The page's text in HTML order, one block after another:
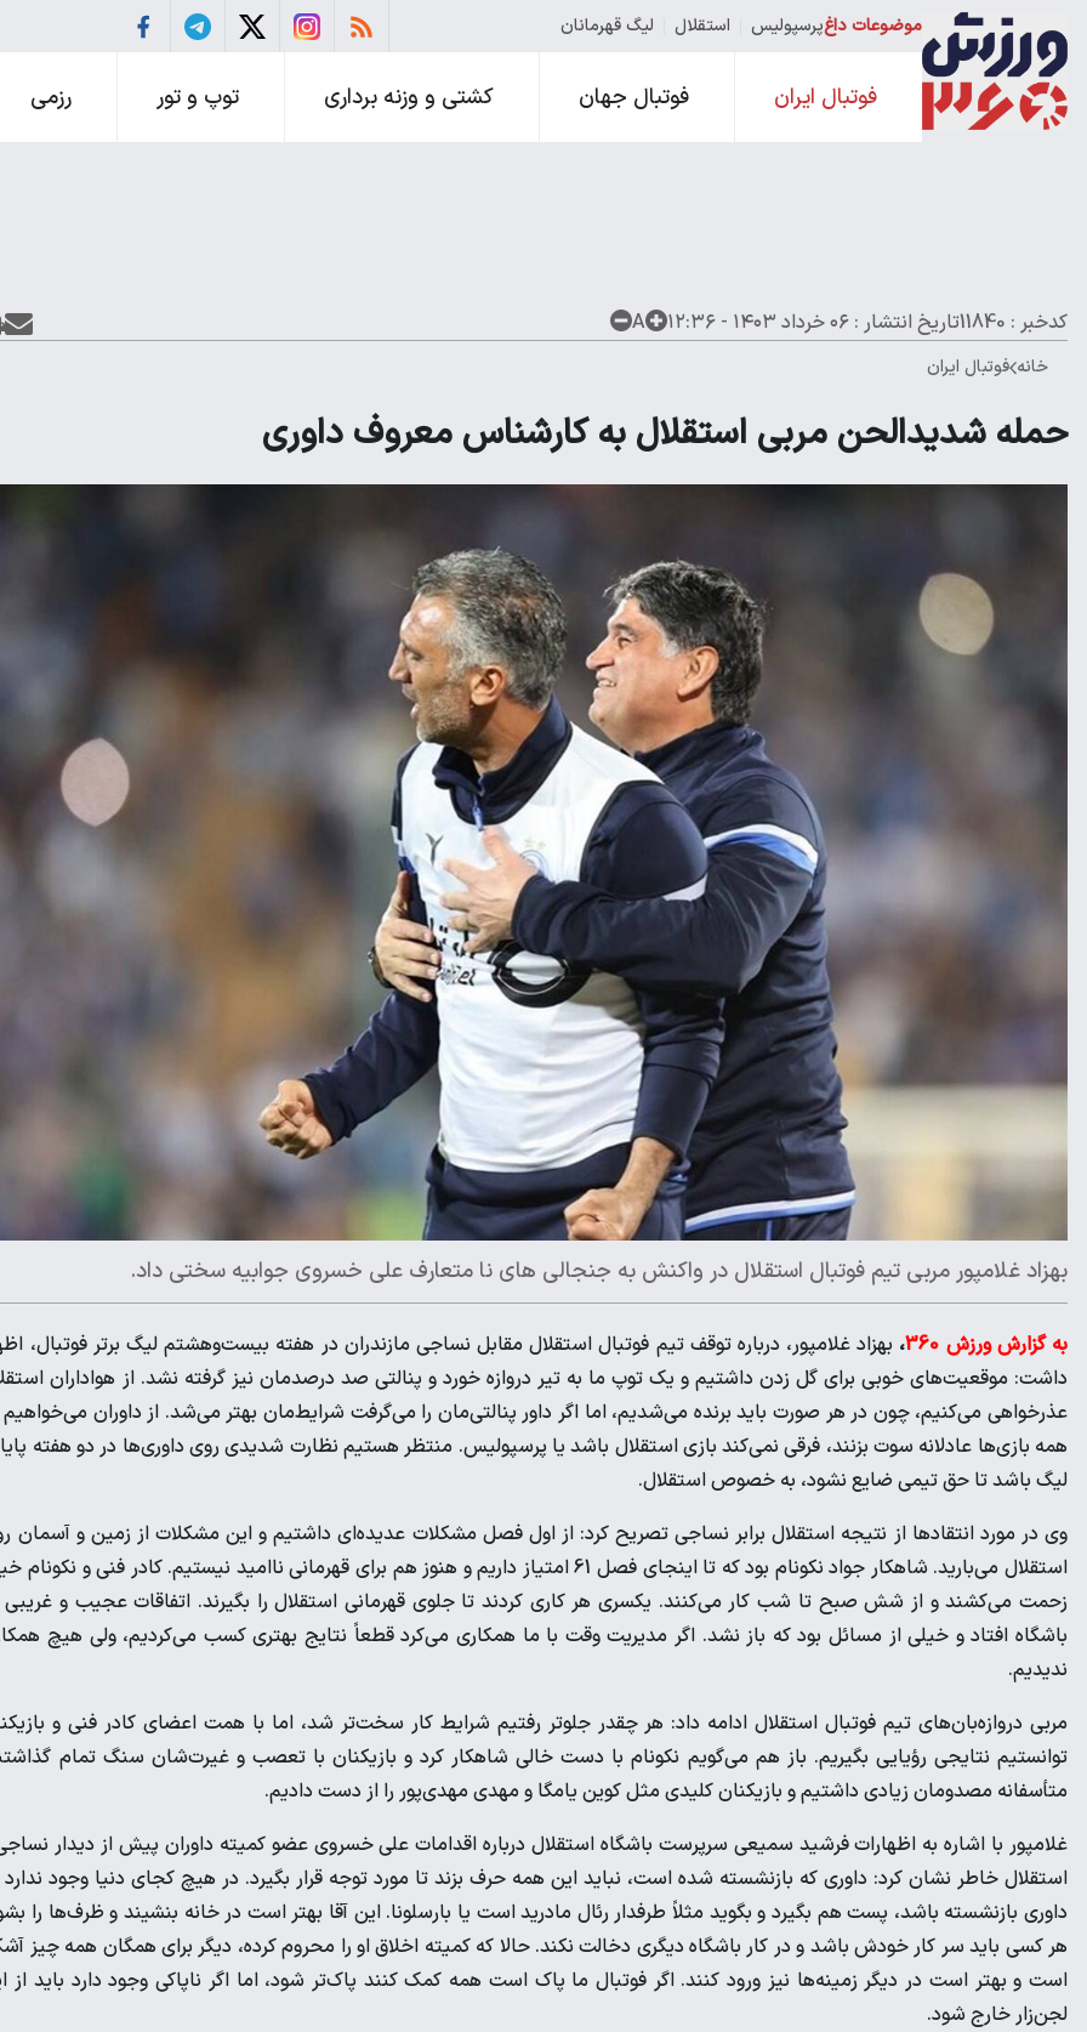
موضوعات داغپرسپولیس استقلال لیگ قهرمانان
فوتبال ایران فوتبال جهان کشتی و وزنه برداری توپ و تور رزمی
کدخبر : 11840 تاریخ انتشار : ۰۶ خرداد ۱۴۰۳ - ۱۲:۳۶ A
خانه فوتبال ایران
حمله شدیدالحن مربی استقلال به کارشناس معروف داوری
بهزاد غلامپور مربی تیم فوتبال استقلال در واکنش به جنجالی های نا متعارف علی خسروی جوابیه سختی داد.
به گزارش ورزش 360 ، بهزاد غلامپور، درباره توقف تیم فوتبال استقلال مقابل نساجی مازندران در هفته بیست‌وهشتم لیگ برتر فوتبال،
داشت: موقعیت‌های خوبی برای گل زدن داشتیم و یک توپ ما به تیر دروازه خورد و پنالتی صد درصدمان نیز گرفته نشد. از هواداران
عذرخواهی می‌کنیم، چون در هر صورت باید برنده می‌شدیم، اما اگر داور پنالتی‌مان را می‌گرفت شرایط‌مان بهتر می‌شد. از داوران
همه بازی‌ها عادلانه سوت بزنند، فرقی نمی‌کند بازی استقلال باشد یا پرسپولیس. منتظر هستیم نظارت شدیدی روی داوری‌ها در دو هفته
لیگ باشد تا حق تیمی ضایع نشود، به خصوص استقلال.
وی در مورد انتقادها از نتیجه استقلال برابر نساجی تصریح کرد: از اول فصل مشکلات عدیده‌ای داشتیم و این مشکلات از زمین و آسمان
استقلال می‌بارید. شاهکار جواد نکونام بود که تا اینجای فصل 61 امتیاز داریم و هنوز هم برای قهرمانی ناامید نیستیم. کادر فنی و
زحمت می‌کشند و از شش صبح تا شب کار می‌کنند. یکسری هر کاری کردند تا جلوی قهرمانی استقلال را بگیرند. اتفاقات عجیب و غریبی
باشگاه افتاد و خیلی از مسائل بود که باز نشد. اگر مدیریت وقت با ما همکاری می‌کرد قطعاً نتایج بهتری کسب می‌کردیم، ولی هیچ
ندیدیم.
مربی دروازه‌بان‌های تیم فوتبال استقلال ادامه داد: هر چقدر جلوتر رفتیم شرایط کار سخت‌تر شد، اما با همت اعضای کادر فنی و
توانستیم نتایجی رؤیایی بگیریم. باز هم می‌گویم نکونام با دست خالی شاهکار کرد و بازیکنان با تعصب و غیرت‌شان سنگ تمام
متأسفانه مصدومان زیادی داشتیم و بازیکنان کلیدی مثل کوین یامگا و مهدی مهدی‌پور را از دست دادیم.
غلامپور با اشاره به اظهارات فرشید سمیعی سرپرست باشگاه استقلال درباره اقدامات علی خسروی عضو کمیته داوران پیش از دیدار
استقلال خاطر نشان کرد: داوری که بازنشسته شده است، نباید این همه حرف بزند تا مورد توجه قرار بگیرد. در هیچ کجای دنیا وجود ندارد
داوری بازنشسته باشد، پست هم بگیرد و بگوید مثلاً طرفدار رئال مادرید است یا بارسلونا. این آقا بهتر است در خانه بنشیند و ظرف‌ها را
هر کسی باید سر کار خودش باشد و در کار باشگاه دیگری دخالت نکند. حالا که کمیته اخلاق او را محروم کرده، دیگر برای همگان همه چیز
است و بهتر است در دیگر زمینه‌ها نیز ورود کنند. اگر فوتبال ما پاک است همه کمک کنند پاک‌تر شود، اما اگر ناپاکی وجود دارد باید از
لجن‌زار خارج شود.